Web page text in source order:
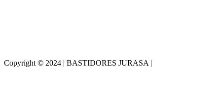
Copyright © 2024 | BASTIDORES JURASA |